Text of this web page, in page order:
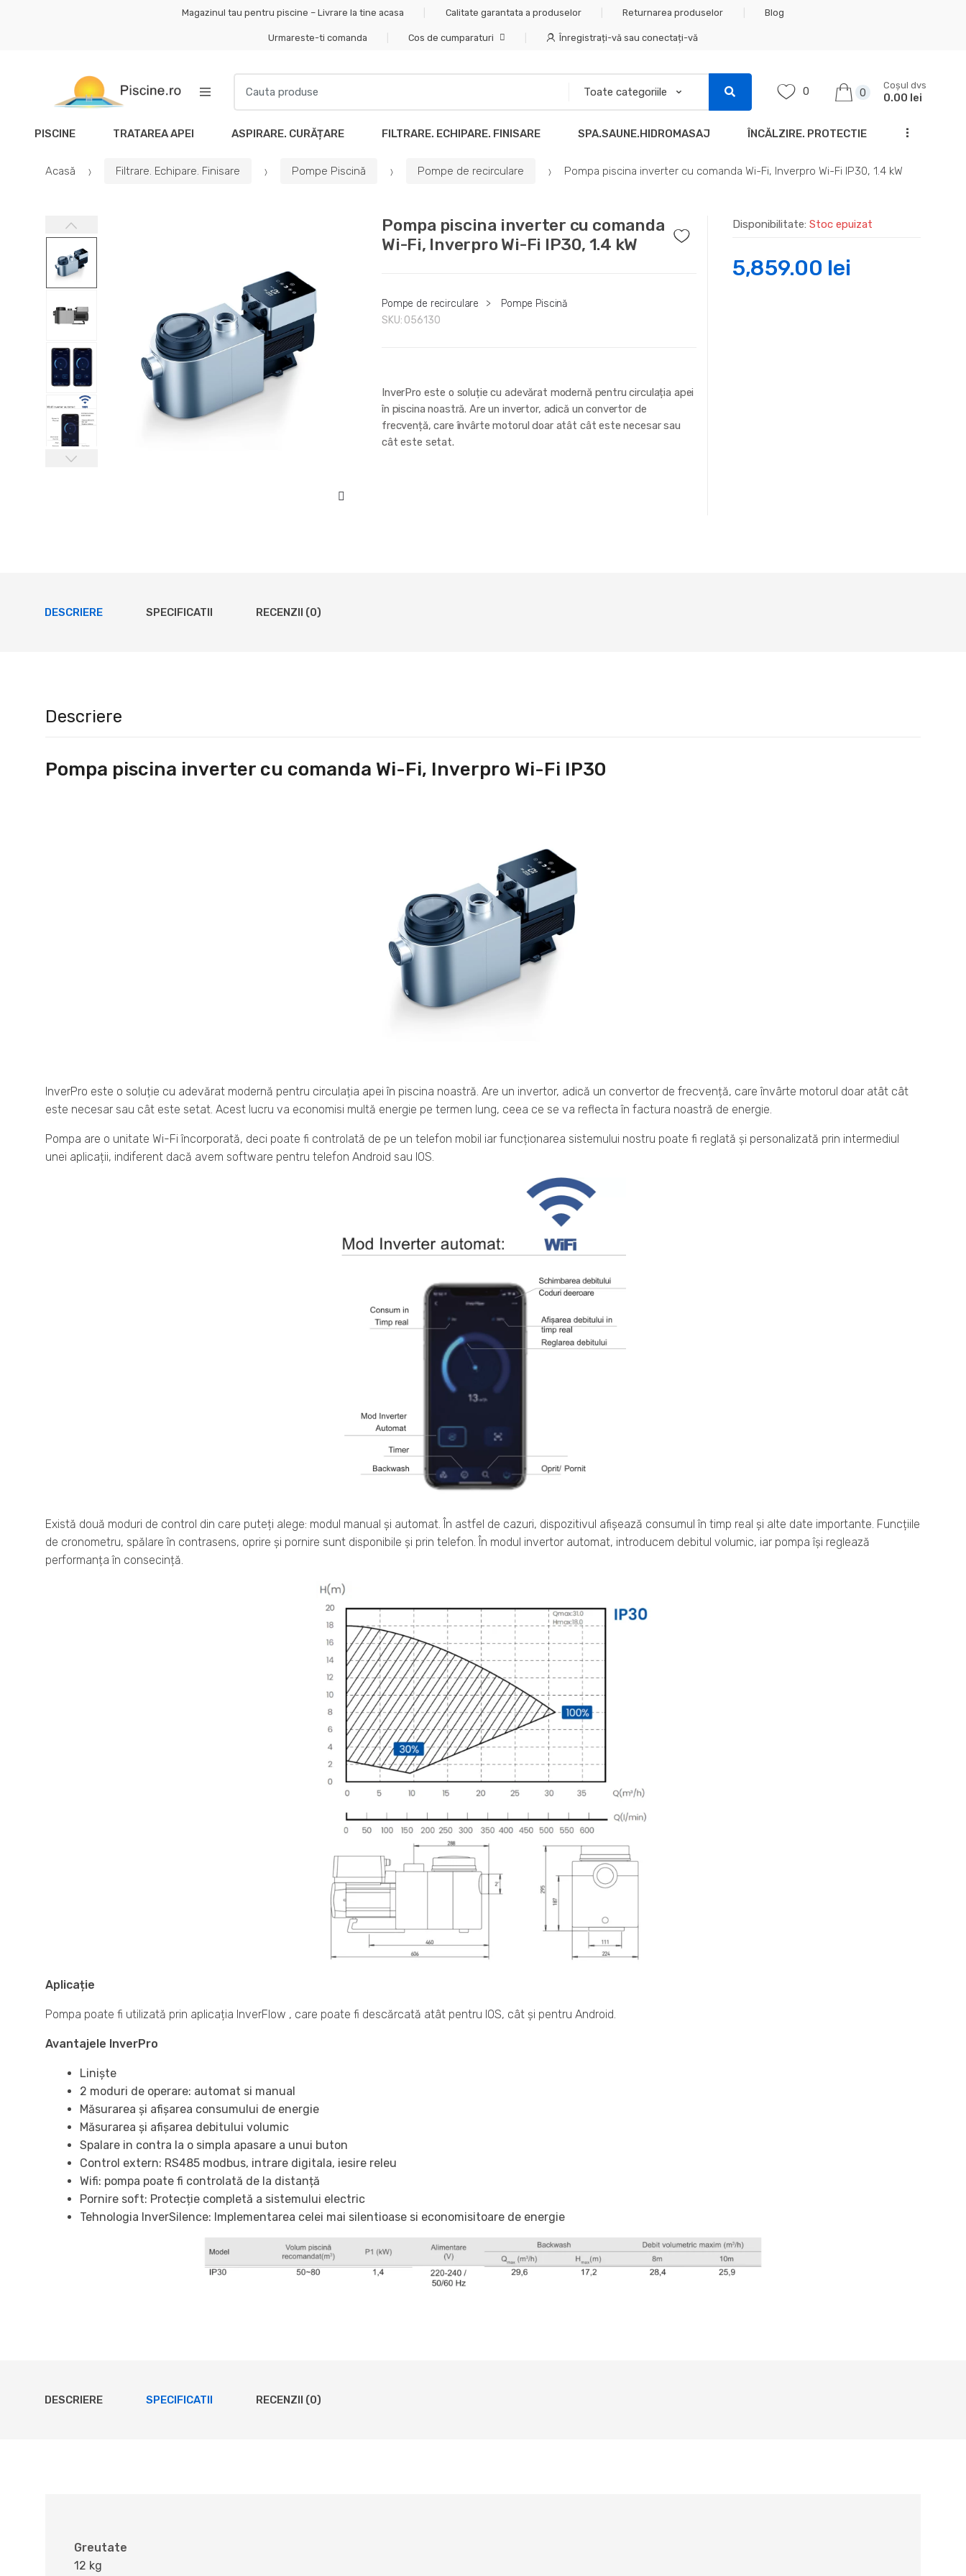
Magazinul tau pentru piscine – Livrare la tine acasa Calitate garantata a produselor Returnarea produselor Blog
Urmareste-ti comanda Cos de cumparaturi Înregistrați-vă sau conectați-vă
for:
0 0
Coșul dvs
0.00 lei
PISCINE TRATAREA APEI ASPIRARE. CURĂȚARE FILTRARE. ECHIPARE. FINISARE SPA.SAUNE.HIDROMASAJ ÎNCĂLZIRE. PROTECTIE ...
Acasă Filtrare. Echipare. Finisare Pompe Piscină Pompe de recirculare Pompa piscina inverter cu comanda Wi-Fi, Inverpro Wi-Fi IP30, 1.4 kW
Pompa piscina inverter cu comanda
Wi-Fi, Inverpro Wi-Fi IP30, 1.4 kW
Pompe de recirculare >
Pompe Piscină
SKU: 056130
InverPro este o soluție cu adevărat modernă pentru circulația apei
în piscina noastră. Are un invertor, adică un convertor de
frecvență, care învârte motorul doar atât cât este necesar sau
cât este setat.
Disponibilitate: Stoc epuizat
5,859.00 lei
DESCRIERE SPECIFICATII RECENZII (0)
Descriere
Pompa piscina inverter cu comanda Wi-Fi, Inverpro Wi-Fi IP30
InverPro este o soluție cu adevărat modernă pentru circulația apei în piscina noastră. Are un invertor, adică un convertor de frecvență, care învârte motorul doar atât cât
este necesar sau cât este setat. Acest lucru va economisi multă energie pe termen lung, ceea ce se va reflecta în factura noastră de energie.
Pompa are o unitate Wi-Fi încorporată, deci poate fi controlată de pe un telefon mobil iar funcționarea sistemului nostru poate fi reglată și personalizată prin intermediul
unei aplicații, indiferent dacă avem software pentru telefon Android sau IOS.
Există două moduri de control din care puteți alege: modul manual și automat. În astfel de cazuri, dispozitivul afișează consumul în timp real și alte date importante. Funcțiile
de cronometru, spălare în contrasens, oprire și pornire sunt disponibile și prin telefon. În modul invertor automat, introducem debitul volumic, iar pompa își reglează
performanța în consecință.
Aplicație
Pompa poate fi utilizată prin aplicația InverFlow , care poate fi descărcată atât pentru IOS, cât și pentru Android.
Avantajele InverPro
Liniște
2 moduri de operare: automat si manual
Măsurarea și afișarea consumului de energie
Măsurarea și afișarea debitului volumic
Spalare in contra la o simpla apasare a unui buton
Control extern: RS485 modbus, intrare digitala, iesire releu
Wifi: pompa poate fi controlată de la distanță
Pornire soft: Protecție completă a sistemului electric
Tehnologia InverSilence: Implementarea celei mai silentioase si economisitoare de energie
DESCRIERE SPECIFICATII RECENZII (0)
Greutate
12 kg